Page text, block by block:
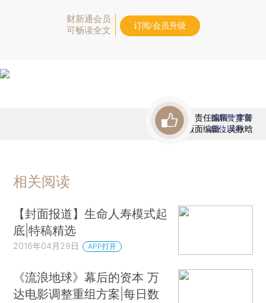
财新通会员
可畅读全文
订阅/会员升级
责任编辑：李箐
版面编辑：吴秋晗
首席赞赏官
虚位以待
相关阅读
【封面报道】生命人寿模式起
底|特稿精选
2016年04月29日 APP打开
《流浪地球》幕后的资本 万
达电影调整重组方案|每日数